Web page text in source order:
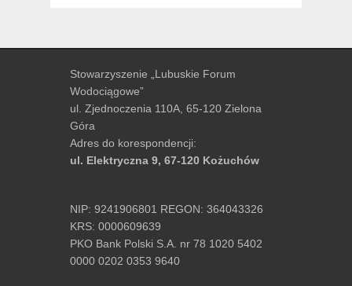
Stowarzyszenie „Lubuskie Forum
Wodociągowe”
ul. Zjednoczenia 110A, 65-120 Zielona
Góra
Adres do korespondencji:
ul. Elektryczna 9, 67-120 Kożuchów
NIP: 9241906801 REGON: 364043326
KRS: 0000609639
PKO Bank Polski S.A. nr 78 1020 5402
0000 0202 0353 9640